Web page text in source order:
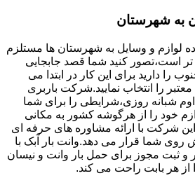
به شهرستان
لوازم و وسایل به شهرستان ها مستلزم
است،تصور کنید شما قصد جابجایی
را دارید برای این کار در ابتدا می
را انتخاب نمایید.شرکت باربری
شبانه روزی،شرایطی را برای شما
خود را از هرگوشه کشور به مکانی
این شرکت با ارائه مشاوره های حرفه ای
روی شما قرار می دهد.وانت بار آبک با
و ثبت مجوز برای حمل بار وانت و نیسان
از هر بابت راحت می کند.